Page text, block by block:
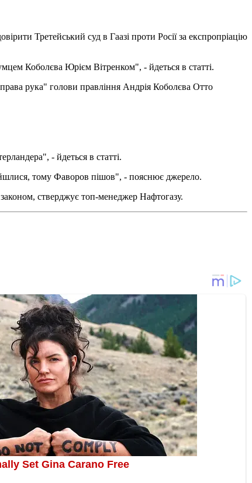
Третейський суд в Гаазі проти Росії за експропріацію
Коболєва Юрієм Вітренком", - йдеться в статті.
рука" голови правління Андрія Коболєва Отто
- йдеться в статті.
тому Фаворов пішов", - пояснює джерело.
стверджує топ-менеджер Нафтогазу.